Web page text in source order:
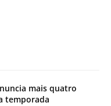
mais quatro
temporada